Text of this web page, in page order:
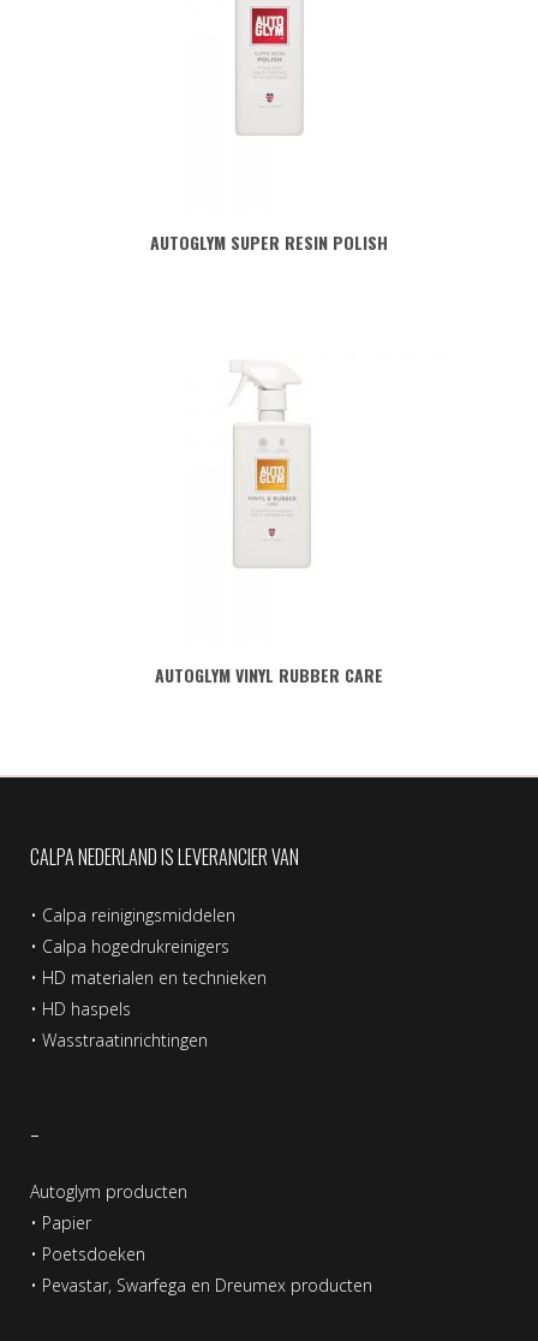
AUTOGLYM SUPER RESIN POLISH
AUTOGLYM VINYL RUBBER CARE
CALPA NEDERLAND IS LEVERANCIER VAN
• Calpa reinigingsmiddelen
• Calpa hogedrukreinigers
• HD materialen en technieken
• HD haspels
• Wasstraatinrichtingen
–
Autoglym producten
• Papier
• Poetsdoeken
• Pevastar, Swarfega en Dreumex producten